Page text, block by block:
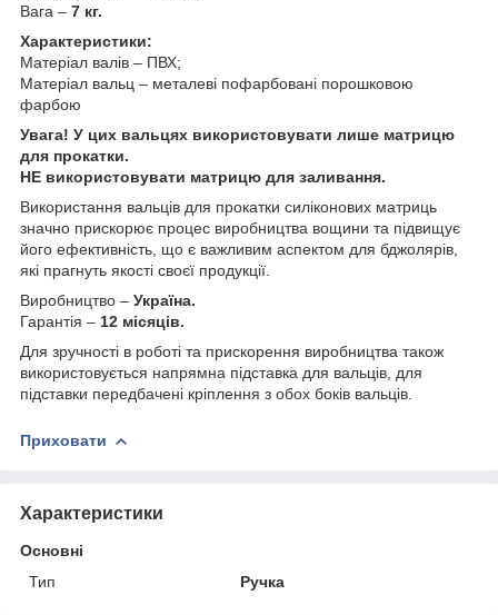
Вага – 7 кг.
Характеристики:
Матеріал валів – ПВХ;
Матеріал вальц – металеві пофарбовані порошковою
фарбою
Увага! У цих вальцях використовувати лише матрицю
для прокатки.
НЕ використовувати матрицю для заливання.
Використання вальців для прокатки силіконових матриць
значно прискорює процес виробництва вощини та підвищує
його ефективність, що є важливим аспектом для бджолярів,
які прагнуть якості своєї продукції.
Виробництво – Україна.
Гарантія – 12 місяців.
Для зручності в роботі та прискорення виробництва також
використовується напрямна підставка для вальців, для
підставки передбачені кріплення з обох боків вальців.
Приховати
Характеристики
Основні
Тип
Ручка